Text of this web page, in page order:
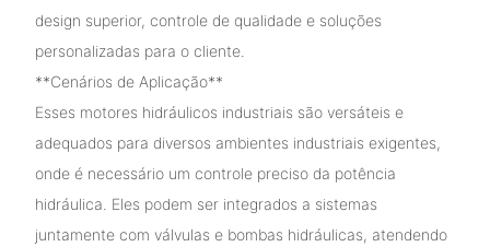
design superior, controle de qualidade e soluções
personalizadas para o cliente.
**Cenários de Aplicação**
Esses motores hidráulicos industriais são versáteis e
adequados para diversos ambientes industriais exigentes,
onde é necessário um controle preciso da potência
hidráulica. Eles podem ser integrados a sistemas
juntamente com válvulas e bombas hidráulicas, atendendo